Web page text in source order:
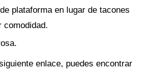
plataforma en lugar de tacones
comodidad.
enlace, puedes encontrar